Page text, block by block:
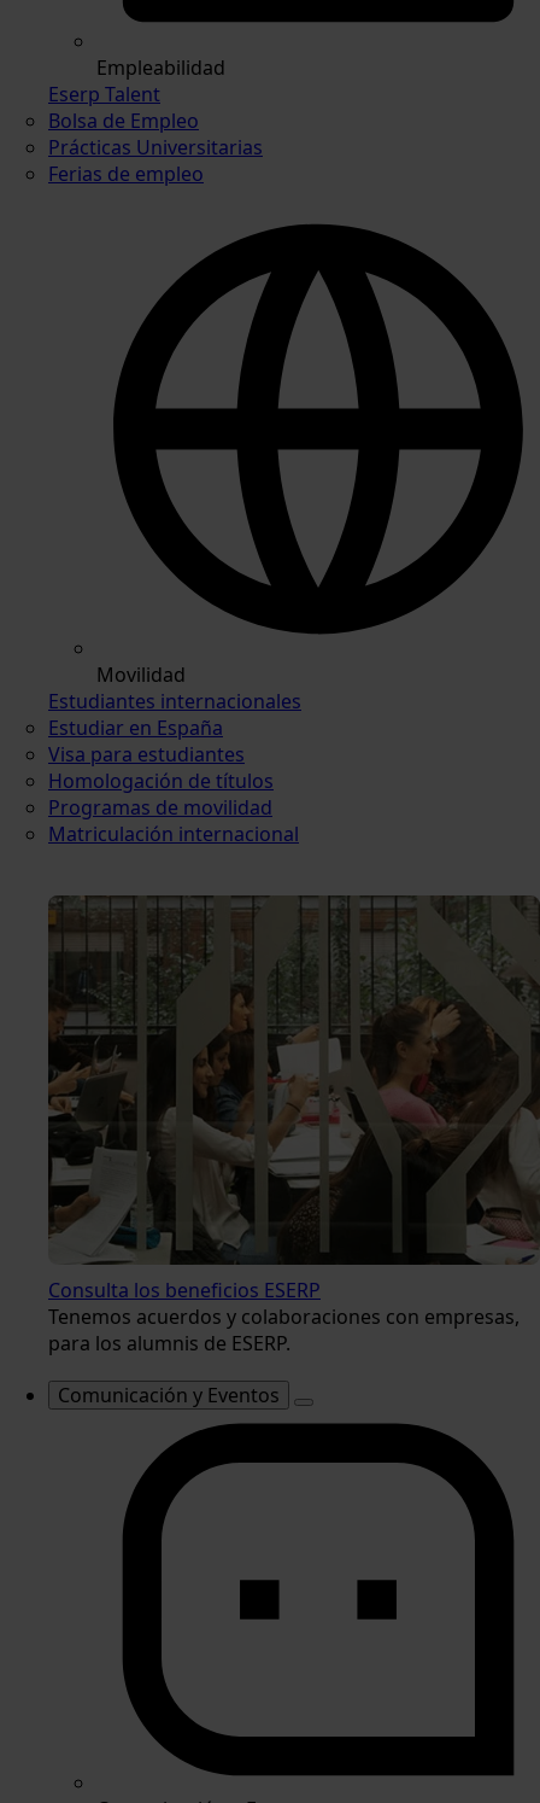
Empleabilidad
Eserp Talent
Bolsa de Empleo
Prácticas Universitarias
Ferias de empleo
Movilidad
Estudiantes internacionales
Estudiar en España
Visa para estudiantes
Homologación de títulos
Programas de movilidad
Matriculación internacional
Consulta los beneficios ESERP
Tenemos acuerdos y colaboraciones con empresas,
para los alumnis de ESERP.
Comunicación y Eventos